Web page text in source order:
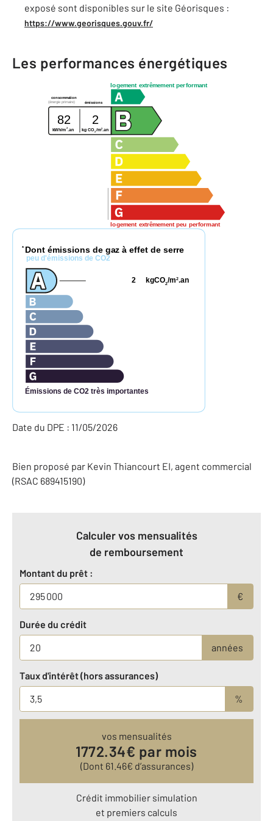
exposé sont disponibles sur le site Géorisques :
https://www.georisques.gouv.fr/
Les performances énergétiques
logement extrêmement performant
logement extrêmement peu performant
consommation
émissions
(énergie primaire)
82 2
kWh/m 2.an kg CO2/m2.an
* Dont émissions de gaz à effet de serre
peu d'émissions de CO2
Émissions de CO2 très importantes
kgCO2/m2.an
2
Date du DPE : 11/05/2026
Bien proposé par Kevin Thiancourt EI, agent commercial
(RSAC 689415190)
Calculer vos mensualités
de remboursement
Montant du prêt :
€
Durée du crédit
années
Taux d'intérêt (hors assurances)
%
vos mensualités
1772.34€ par mois
(Dont 61.46€ d’assurances)
Crédit immobilier simulation
et premiers calculs